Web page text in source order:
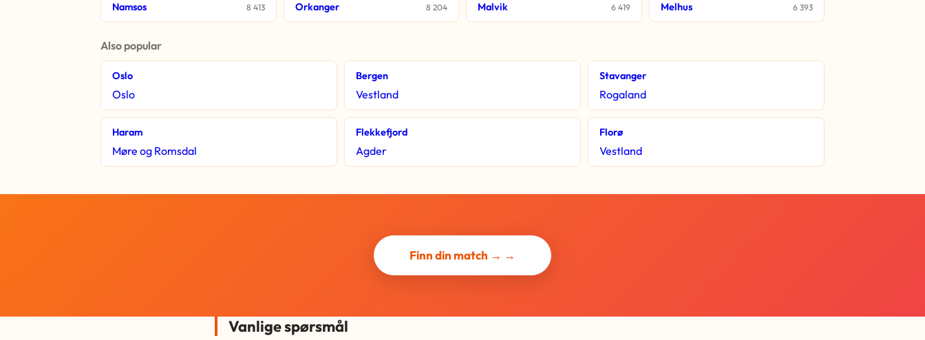
Namsos 8 413 Orkanger 8 204 Malvik 6 419 Melhus 6 393
Also popular
Oslo
Oslo
Bergen
Vestland
Stavanger
Rogaland
Haram
Møre og Romsdal
Flekkefjord
Agder
Florø
Vestland
Finn din match → →
Vanlige spørsmål